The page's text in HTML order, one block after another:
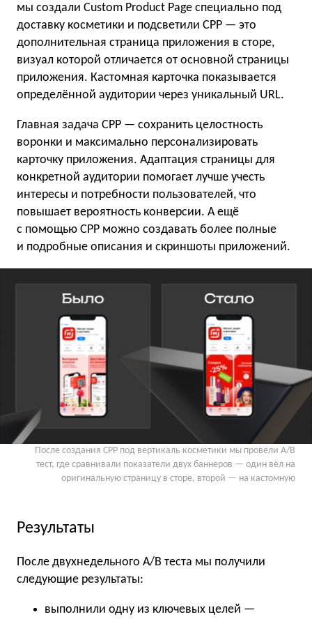
мы создали Custom Product Page специально под
доставку косметики и подсветили CPP — это
дополнительная страница приложения в сторе,
визуал которой отличается от основной страницы
приложения. Кастомная карточка показывается
определённой аудитории через уникальный URL.
Главная задача CPP — сохранить целостность
воронки и максимально персонализировать
карточку приложения. Адаптация страницы для
конкретной аудитории помогает лучше учесть
интересы и потребности пользователей, что
повышает вероятность конверсии. А ещё
с помощью CPP можно создавать более полные
и подробные описания и скриншоты приложений.
После создания CPP под вертикаль косметики мы провели A/B
тест, где сравнивали показатели двух баннеров — один вёл на
оригинальную страницу в сторе, второй — на кастомную
Результаты
После двухнедельного A/B теста мы получили
следующие результаты:
выполнили одну из ключевых целей —